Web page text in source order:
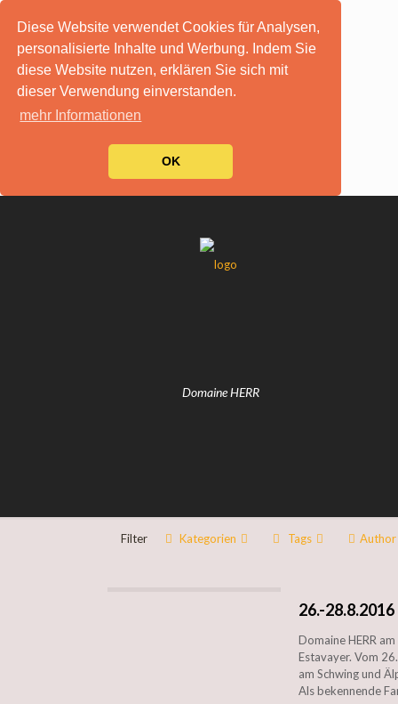
Diese Website verwendet Cookies für Analysen,
personalisierte Inhalte und Werbung. Indem Sie
diese Website nutzen, erklären Sie sich mit
dieser Verwendung einverstanden.
mehr Informationen
OK
Domaine HERR
Filter Kategorien Tags Author
26.-
Domaine HERR
Estavayer. Vom
am Schwing und
Als bekennende